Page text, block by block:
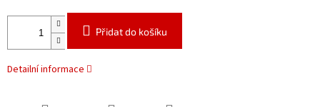
Přidat do košíku
Detailní informace